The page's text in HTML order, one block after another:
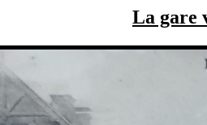
La gare